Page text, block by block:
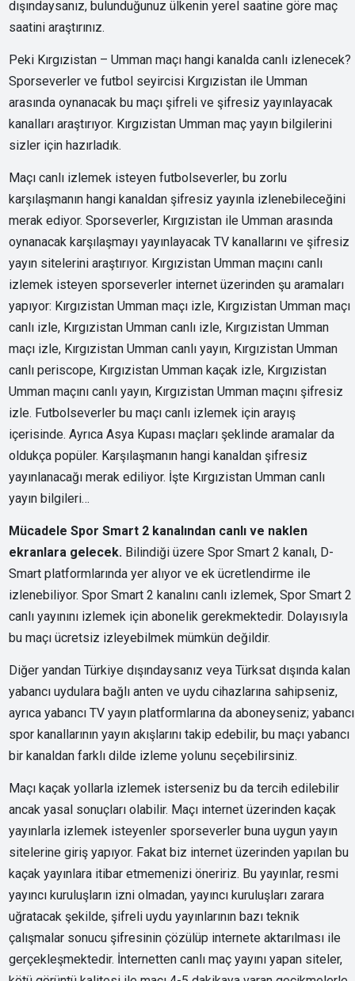
dışındaysanız, bulunduğunuz ülkenin yerel saatine göre maç
saatini araştırınız.
Peki Kırgızistan – Umman maçı hangi kanalda canlı izlenecek?
Sporseverler ve futbol seyircisi Kırgızistan ile Umman
arasında oynanacak bu maçı şifreli ve şifresiz yayınlayacak
kanalları araştırıyor. Kırgızistan Umman maç yayın bilgilerini
sizler için hazırladık.
Maçı canlı izlemek isteyen futbolseverler, bu zorlu
karşılaşmanın hangi kanaldan şifresiz yayınla izlenebileceğini
merak ediyor. Sporseverler, Kırgızistan ile Umman arasında
oynanacak karşılaşmayı yayınlayacak TV kanallarını ve şifresiz
yayın sitelerini araştırıyor. Kırgızistan Umman maçını canlı
izlemek isteyen sporseverler internet üzerinden şu aramaları
yapıyor: Kırgızistan Umman maçı izle, Kırgızistan Umman maçı
canlı izle, Kırgızistan Umman canlı izle, Kırgızistan Umman
maçı izle, Kırgızistan Umman canlı yayın, Kırgızistan Umman
canlı periscope, Kırgızistan Umman kaçak izle, Kırgızistan
Umman maçını canlı yayın, Kırgızistan Umman maçını şifresiz
izle. Futbolseverler bu maçı canlı izlemek için arayış
içerisinde. Ayrıca Asya Kupası maçları şeklinde aramalar da
oldukça popüler. Karşılaşmanın hangi kanaldan şifresiz
yayınlanacağı merak ediliyor. İşte Kırgızistan Umman canlı
yayın bilgileri…
Mücadele Spor Smart 2 kanalından canlı ve naklen
ekranlara gelecek. Bilindiği üzere Spor Smart 2 kanalı, D-
Smart platformlarında yer alıyor ve ek ücretlendirme ile
izlenebiliyor. Spor Smart 2 kanalını canlı izlemek, Spor Smart 2
canlı yayınını izlemek için abonelik gerekmektedir. Dolayısıyla
bu maçı ücretsiz izleyebilmek mümkün değildir.
Diğer yandan Türkiye dışındaysanız veya Türksat dışında kalan
yabancı uydulara bağlı anten ve uydu cihazlarına sahipseniz,
ayrıca yabancı TV yayın platformlarına da aboneyseniz; yabancı
spor kanallarının yayın akışlarını takip edebilir, bu maçı yabancı
bir kanaldan farklı dilde izleme yolunu seçebilirsiniz.
Maçı kaçak yollarla izlemek isterseniz bu da tercih edilebilir
ancak yasal sonuçları olabilir. Maçı internet üzerinden kaçak
yayınlarla izlemek isteyenler sporseverler buna uygun yayın
sitelerine giriş yapıyor. Fakat biz internet üzerinden yapılan bu
kaçak yayınlara itibar etmemenizi öneririz. Bu yayınlar, resmi
yayıncı kuruluşların izni olmadan, yayıncı kuruluşları zarara
uğratacak şekilde, şifreli uydu yayınlarının bazı teknik
çalışmalar sonucu şifresinin çözülüp internete aktarılması ile
gerçekleşmektedir. İnternetten canlı maç yayını yapan siteler,